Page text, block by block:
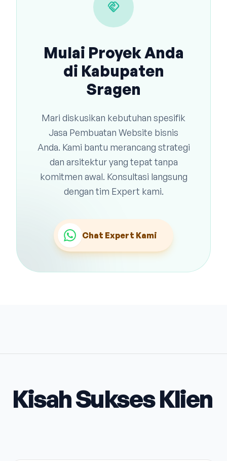
handshake
Mulai Proyek Anda
di Kabupaten
Sragen
Mari diskusikan kebutuhan spesifik
Jasa Pembuatan Website bisnis
Anda. Kami bantu merancang strategi
dan arsitektur yang tepat tanpa
komitmen awal. Konsultasi langsung
dengan tim Expert kami.
Chat Expert Kami
Kisah Sukses Klien